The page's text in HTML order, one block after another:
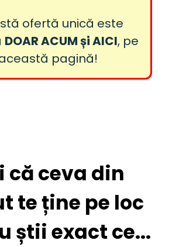
ofertă unică este
DOAR ACUM și AICI, pe
pagină!
că ceva din
te ține pe loc
știi exact ce...